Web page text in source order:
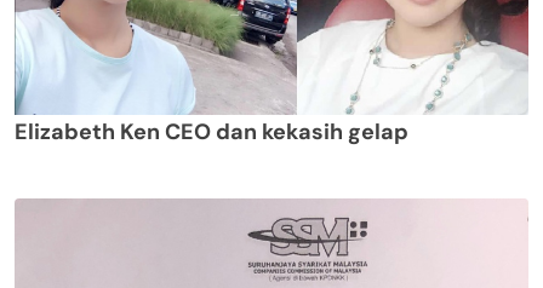
Elizabeth Ken CEO dan kekasih gelap